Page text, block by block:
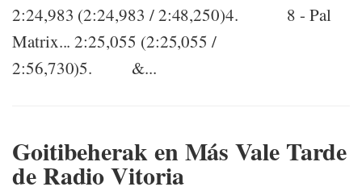
2:24,983 (2:24,983 / 2:48,250)4. 8 - Pal
Matrix... 2:25,055 (2:25,055 /
2:56,730)5. &...
Goitibeherak en Más Vale Tarde
de Radio Vitoria